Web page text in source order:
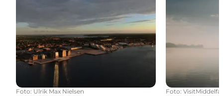
Foto: Ulrik Max Nielsen Foto: